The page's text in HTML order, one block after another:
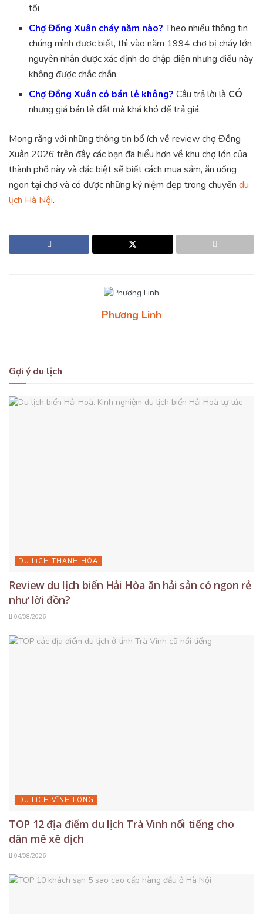
tối
Chợ Đồng Xuân cháy năm nào?Theo nhiều thông tin
chúng mình được biết, thì vào năm 1994 chợ bị cháy lớn
nguyên nhân được xác định do chập điện nhưng điều này
không được chắc chắn.
Chợ Đồng Xuân có bán lẻ không? Câu trả lời là CÓ
nhưng giá bán lẻ đắt mà khá khó để trả giá.
Mong rằng với những thông tin bổ ích về review chợ Đồng
Xuân 2026 trên đây các bạn đã hiểu hơn về khu chợ lớn của
thành phố này và đặc biệt sẽ biết cách mua sắm, ăn uống
ngon tại chợ và có được những kỷ niệm đẹp trong chuyến du
lịch Hà Nội.
Phương Linh
Gợi ý du lịch
DU LỊCH THANH HÓA
Review du lịch biển Hải Hòa ăn hải sản có ngon rẻ
như lời đồn?
06/08/2026
DU LỊCH VĨNH LONG
TOP 12 địa điểm du lịch Trà Vinh nổi tiếng cho
dân mê xê dịch
04/08/2026